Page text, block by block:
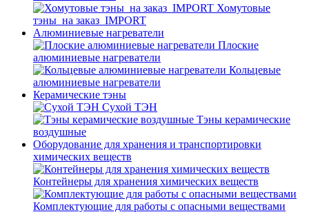
Хомутовые
тэны_на заказ_IMPORT
Алюминиевые нагреватели
Плоские
алюминиевые нагреватели
Кольцевые
алюминиевые нагреватели
Керамические тэны
Сухой ТЭН
Тэны керамические
воздушные
Оборудование для хранения и транспортировки
химических веществ
Контейнеры для хранения химических веществ
Комплектующие для работы с опасными веществами